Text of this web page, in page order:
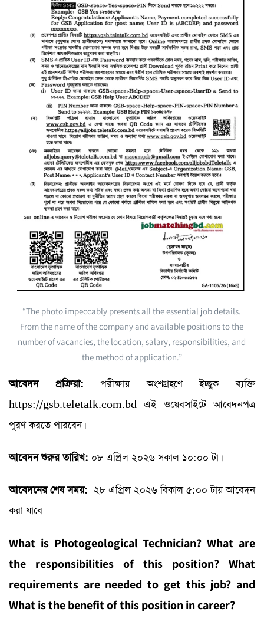
“The photo impeccably presents all the essential job details.
From the name of the company and available positions to the
number of vacancies, the location, salary, responsibilities, and
the method of application.”
আবেদন প্রক্রিয়া: পরীক্ষায় অংশগ্রহণে ইচ্ছুক ব্যক্তি
https://gsb.teletalk.com.bd এই ওয়েবসাইটে আবেদনপত্র
পূরণ করতে পারবেন।
আবেদন শুরুর তারিখ: ০৮ এপ্রিল ২০২৬ সকাল ১০:০০ টা।
আবেদনের শেষ সময়: ২৮ এপ্রিল ২০২৬ বিকাল ৫:০০ টায় আবেদন
করা যাবে
What is Photogeological Technician? What are
the responsibilities of this position? What
requirements are needed to get this job? and
What is the benefit of this position in career?